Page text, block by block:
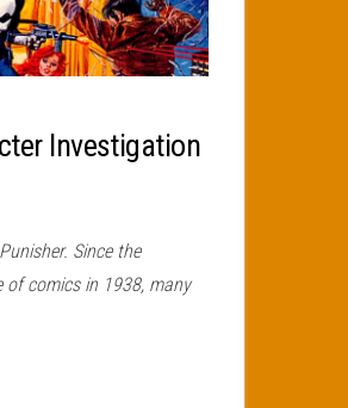
Investigation
Since the
of comics in 1938, many